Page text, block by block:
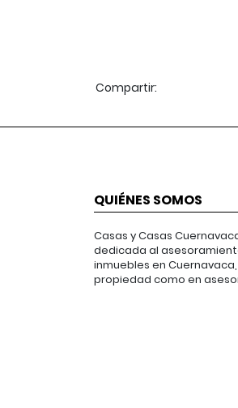
Compartir:
QUIÉNES SOMOS
Casas y Casas
dedicada al
inmuebles en
propiedad como en